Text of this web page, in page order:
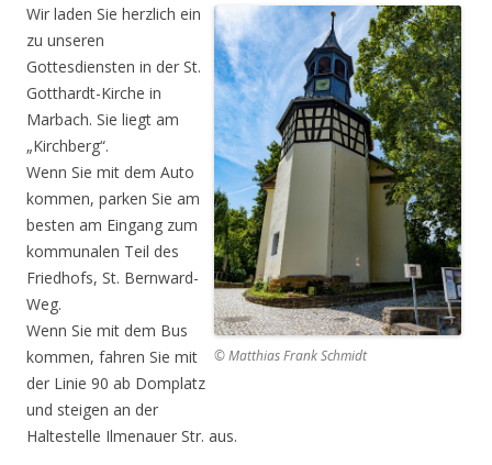
© Matthias Frank Schmidt
Wir laden Sie herzlich ein
zu unseren
Gottesdiensten in der St.
Gotthardt-Kirche in
Marbach. Sie liegt am
„Kirchberg“.
Wenn Sie mit dem Auto
kommen, parken Sie am
besten am Eingang zum
kommunalen Teil des
Friedhofs, St. Bernward-
Weg.
Wenn Sie mit dem Bus
kommen, fahren Sie mit
der Linie 90 ab Domplatz
und steigen an der
Haltestelle Ilmenauer Str. aus.